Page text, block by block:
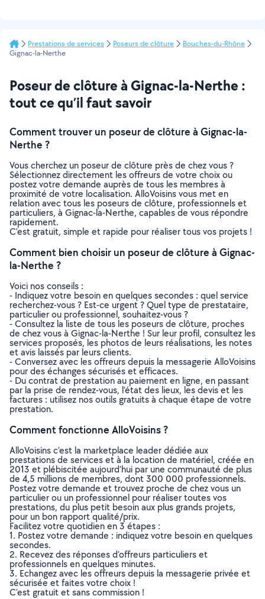
Prestations de services Poseurs de clôture
Bouches-du-Rhône
Gignac-la-Nerthe
Poseur de clôture à Gignac-la-Nerthe :
tout ce qu’il faut savoir
Comment trouver un poseur de clôture à Gignac-la-
Nerthe ?
Vous cherchez un poseur de clôture près de chez vous ?
Sélectionnez directement les offreurs de votre choix ou
postez votre demande auprès de tous les membres à
proximité de votre localisation. AlloVoisins vous met en
relation avec tous les poseurs de clôture, professionnels et
particuliers, à Gignac-la-Nerthe, capables de vous répondre
rapidement.
C’est gratuit, simple et rapide pour réaliser tous vos projets !
Comment bien choisir un poseur de clôture à Gignac-
la-Nerthe ?
Voici nos conseils :
- Indiquez votre besoin en quelques secondes : quel service
recherchez-vous ? Est-ce urgent ? Quel type de prestataire,
particulier ou professionnel, souhaitez-vous ?
- Consultez la liste de tous les poseurs de clôture, proches
de chez vous à Gignac-la-Nerthe ! Sur leur profil, consultez les
services proposés, les photos de leurs réalisations, les notes
et avis laissés par leurs clients.
- Conversez avec les offreurs depuis la messagerie AlloVoisins
pour des échanges sécurisés et efficaces.
- Du contrat de prestation au paiement en ligne, en passant
par la prise de rendez-vous, l’état des lieux, les devis et les
factures : utilisez nos outils gratuits à chaque étape de votre
prestation.
Comment fonctionne AlloVoisins ?
AlloVoisins c’est la marketplace leader dédiée aux
prestations de services et à la location de matériel, créée en
2013 et plébiscitée aujourd’hui par une communauté de plus
de 4,5 millions de membres, dont 300 000 professionnels.
Postez votre demande et trouvez proche de chez vous un
particulier ou un professionnel pour réaliser toutes vos
prestations, du plus petit besoin aux plus grands projets,
pour un bon rapport qualité/prix.
Facilitez votre quotidien en 3 étapes :
1. Postez votre demande : indiquez votre besoin en quelques
secondes.
2. Recevez des réponses d’offreurs particuliers et
professionnels en quelques minutes.
3. Echangez avec les offreurs depuis la messagerie privée et
sécurisée et faites votre choix !
C’est gratuit et sans commission !